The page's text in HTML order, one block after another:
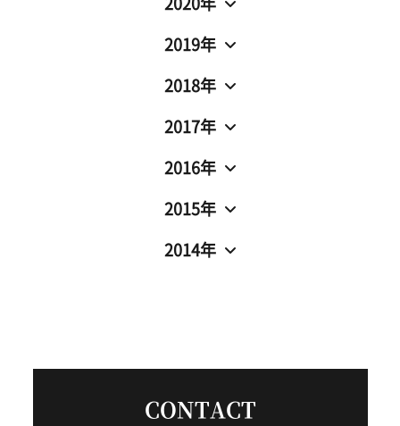
2019年
2018年
2017年
2016年
2015年
2014年
CONTACT